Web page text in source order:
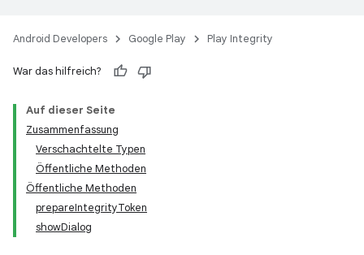
Android Developers Google Play Play Integrity
War das hilfreich?
Auf dieser Seite
Zusammenfassung
Verschachtelte Typen
Öffentliche Methoden
Öffentliche Methoden
prepareIntegrityToken
showDialog